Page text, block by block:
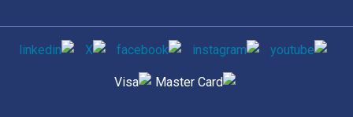
وسائل التواصل الاجتماعي